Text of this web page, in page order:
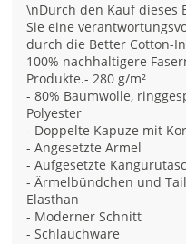
\nDurch den Kauf dieses
Sie eine
durch die Better Cotton-
100% nachhaltigere
Produkte.- 280 g/m²
- 80% Baumwolle,
Polyester
- Doppelte Kapuze mit
- Angesetzte Ärmel
- Aufgesetzte
- Ärmelbündchen und
Elasthan
- Moderner Schnitt
- Schlauchware